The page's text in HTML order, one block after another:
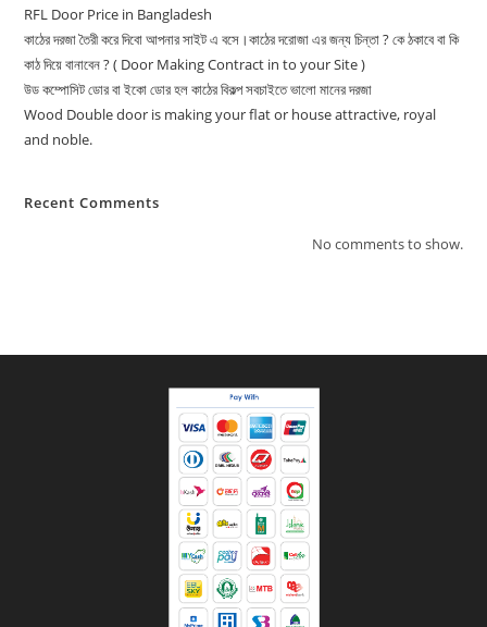
RFL Door Price in Bangladesh
কাঠের দরজা তৈরী করে দিবো আপনার সাইট এ বসে।কাঠের দরোজা এর জন্য চিন্তা ? কে ঠকাবে বা কি
কাঠ দিয়ে বানাবেন ? ( Door Making Contract in to your Site )
উড কম্পোসিট ডোর বা ইকো ডোর হল কাঠের বিকল্প সবচাইতে ভালো মানের দরজা
Wood Double door is making your flat or house attractive, royal
and noble.
Recent Comments
No comments to show.